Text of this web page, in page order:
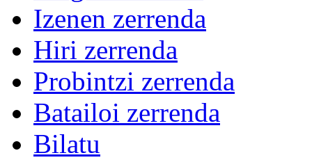
Izenen zerrenda
Hiri zerrenda
Probintzi zerrenda
Batailoi zerrenda
Bilatu